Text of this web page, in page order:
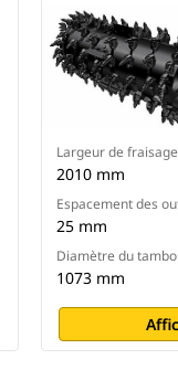
Largeur de fraisage
2010 mm
Espacement des
25 mm
Diamètre du
1073 mm